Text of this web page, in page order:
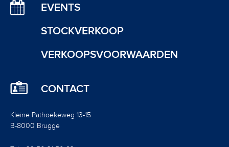
EVENTS
STOCKVERKOOP
VERKOOPSVOORWAARDEN
CONTACT
Kleine Pathoekeweg 13-15
B-8000 Brugge